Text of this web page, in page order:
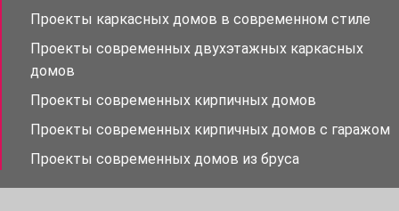
Проекты каркасных домов в современном стиле
Проекты современных двухэтажных каркасных
домов
Проекты современных кирпичных домов
Проекты современных кирпичных домов с гаражом
Проекты современных домов из бруса